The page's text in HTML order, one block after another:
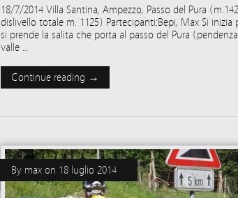
18/7/2014 Villa Santina, Ampezzo, Passo del Pura
dislivello totale m. 1125) Partecipanti:Bepi, Max Si
si prende la salita che porta al passo del Pura
valle …
Continue reading →
By max on 18 luglio 2014